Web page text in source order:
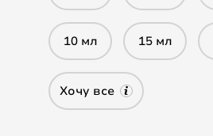
10 мл 15 мл
Хочу все